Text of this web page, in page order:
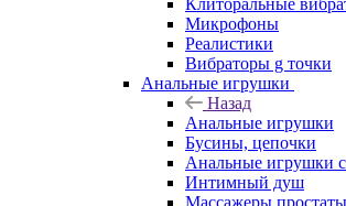
Клиторальные
Микрофоны
Реалистики
Вибраторы g точки
Анальные игрушки
Назад
Анальные игрушки
Бусины, цепочки
Анальные игрушки
Интимный душ
Массажеры простаты